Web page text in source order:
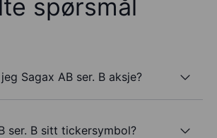
spørsmål
Sagax AB ser. B aksje?
ser. B sitt tickersymbol?